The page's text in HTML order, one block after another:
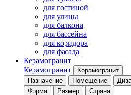
для гостиной
для улицы
для балкона
для бассейна
для коридора
для фасада
Керамогранит
Керамогранит
Керамогранит
Назначение
Помещение
Форма
Размер Страна